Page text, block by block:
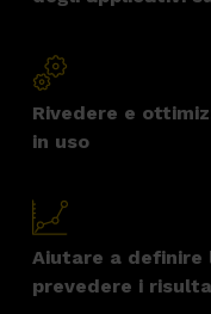
Rivedere e
in uso
Aiutare a definire
prevedere i